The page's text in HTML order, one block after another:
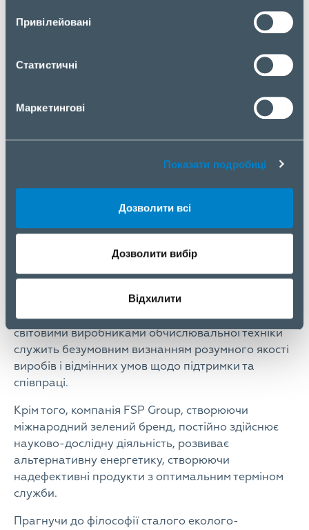
Привілейовані
Статистичні
Маркетингові
Показати подробиці
Дозволити всі
Дозволити вибір
Відхилити
робочих станцій, rack-mount серверів та інших
Характеристики джерела наведено в таблиці
Про FSP Group
Піонер індустрії виробництва блоків живлення
для ПК, який першим у світі випустив блок
живлення стандарту ATX, фундаменту сучасного
виробляє надійні інноваційні блоки живлення для
великого спектра пристроїв обчислювальної
техніки. Використання продукції FSP Group
світовими виробниками обчислювальної техніки
служить безумовним визнанням розумного якості
виробів і відмінних умов щодо підтримки та
співпраці.
Крім того, компанія FSP Group, створюючи
міжнародний зелений бренд, постійно здійснює
науково-дослідну діяльність, розвиває
альтернативну енергетику, створюючи
надефективні продукти з оптимальним терміном
служби.
Прагнучи до філософії сталого еколого-